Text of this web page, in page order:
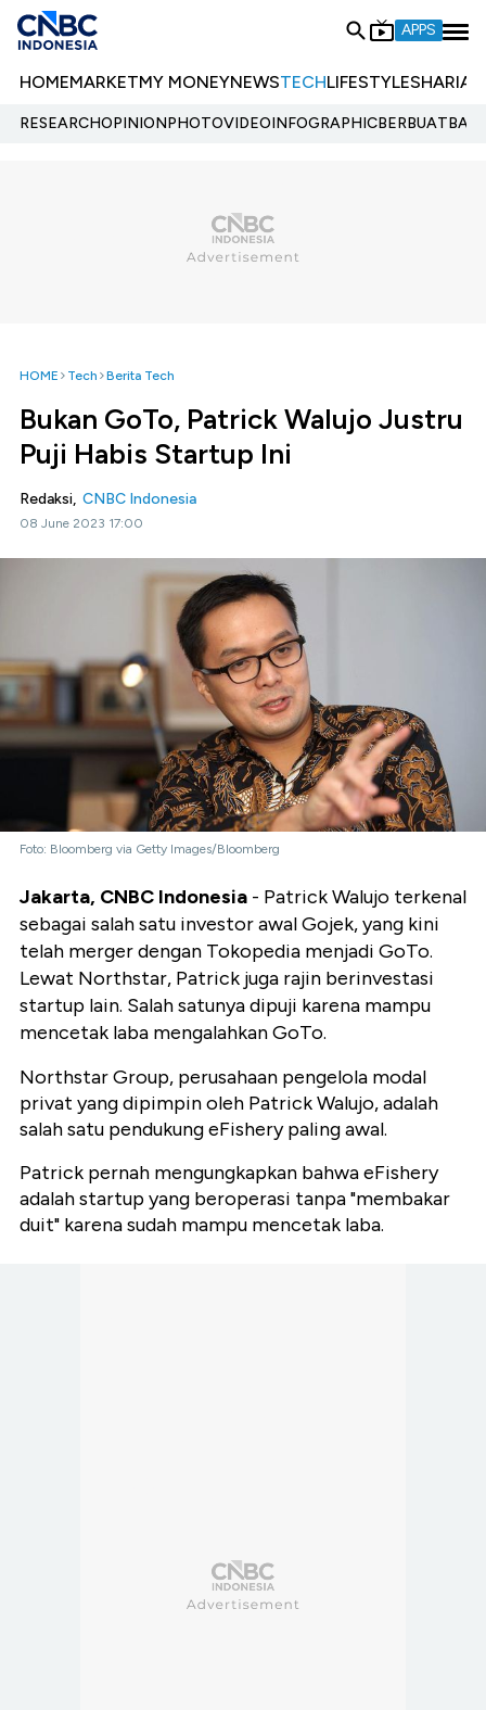
APPS
HOMEMARKETMY MONEYNEWSTECHLIFESTYLESHARIA
RESEARCHOPINIONPHOTOVIDEOINFOGRAPHIC
HOME Tech Berita Tech
Bukan GoTo, Patrick Walujo Justru
Puji Habis Startup Ini
Redaksi, CNBC Indonesia
08 June 2023 17:00
Foto: Bloomberg via Getty Images/Bloomberg
Jakarta, CNBC Indonesia - Patrick Walujo terkenal
sebagai salah satu investor awal Gojek, yang kini
telah merger dengan Tokopedia menjadi GoTo.
Lewat Northstar, Patrick juga rajin berinvestasi
startup lain. Salah satunya dipuji karena mampu
mencetak laba mengalahkan GoTo.
Northstar Group, perusahaan pengelola modal
privat yang dipimpin oleh Patrick Walujo, adalah
salah satu pendukung eFishery paling awal.
Patrick pernah mengungkapkan bahwa eFishery
adalah startup yang beroperasi tanpa "membakar
duit" karena sudah mampu mencetak laba.